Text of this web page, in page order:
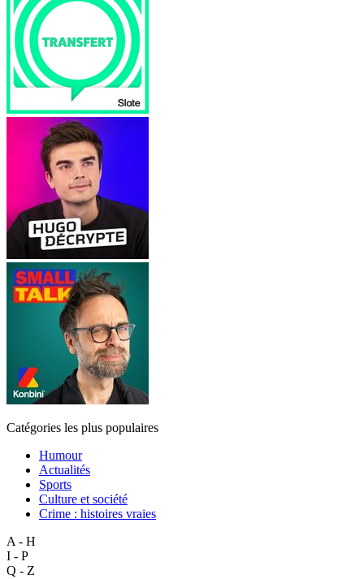
Catégories les plus populaires
Humour
Actualités
Sports
Culture et société
Crime : histoires vraies
A - H
I - P
Q - Z